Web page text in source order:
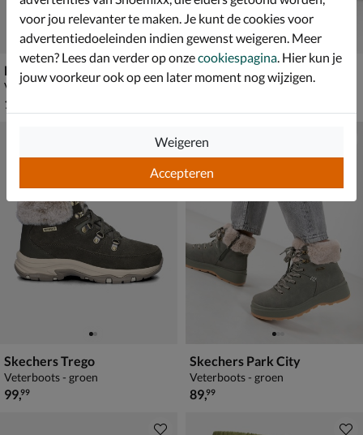
Buffalo Aspha Com 1
Veterboots - groen
€ 139,99
139
Skechers Ultra Go
Veterboots - groen
Skechers Trego
Veterboots - groen
€ 99,99
99,99
Skechers Park City
Veterboots - groen
€ 89,99
89,99
voor jou relevanter te maken. Je kunt de cookies voor
advertentiedoeleinden indien gewenst weigeren. Meer
weten? Lees dan verder op onzecookiespagina. Hier kun je
jouw voorkeur ook op een later moment nog wijzigen.
Accepteren
Weigeren